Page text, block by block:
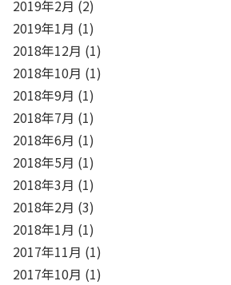
2019年2月 (2)
2019年1月 (1)
2018年12月 (1)
2018年10月 (1)
2018年9月 (1)
2018年7月 (1)
2018年6月 (1)
2018年5月 (1)
2018年3月 (1)
2018年2月 (3)
2018年1月 (1)
2017年11月 (1)
2017年10月 (1)